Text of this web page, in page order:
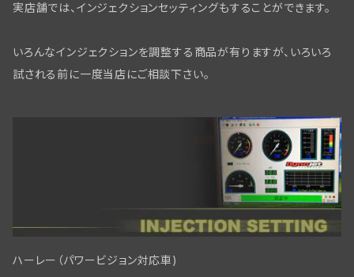
フロントブレーキ WL/WLAモデル
実店舗では、インジェクションセッティングもすることができます。
いろんなインジェクションを調整する商品が有りますが、いろいろ
試される前に一度当店にご相談下さい。
ハーレー（パワービジョン対応車)